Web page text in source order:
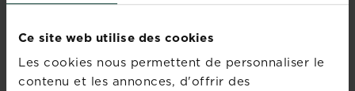
Ce site web utilise des cookies
Les cookies nous permettent de personnaliser le
contenu et les annonces, d'offrir des
NOUVEAU